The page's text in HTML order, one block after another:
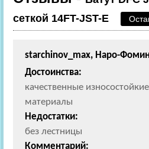
сеткой 14FT-JST-E
starchinov_max, Наро-
Достоинства:
качественные износостойкие
материалы
Недостатки:
без лестницы
Комментарий: